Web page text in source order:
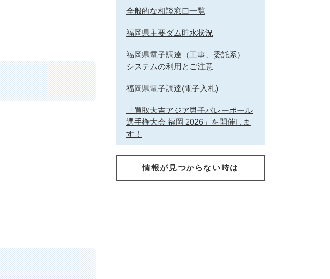
全般的な相談窓口一覧
福岡県主要ダム貯水状況
福岡県電子調達（工事、委託系）
システムの利用とご注意
福岡県電子調達(電子入札)
「買取大吉アジア男子バレーボール
選手権大会 福岡 2026」を開催しま
す！
情報が見つからない時は